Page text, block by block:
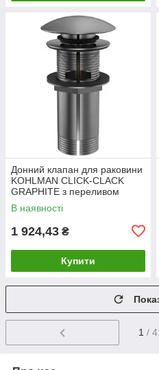
Донний клапан для раковини
KOHLMAN CLICK-CLACK
GRAPHITE з переливом
В наявності
1 924,43 ₴
Купити
1 /